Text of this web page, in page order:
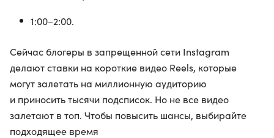
1:00–2:00.
Сейчас блогеры в запрещенной сети Instagram
делают ставки на короткие видео Reels, которые
могут залетать на миллионную аудиторию
и приносить тысячи подсписок. Но не все видео
залетают в топ. Чтобы повысить шансы, выбирайте
подходящее время